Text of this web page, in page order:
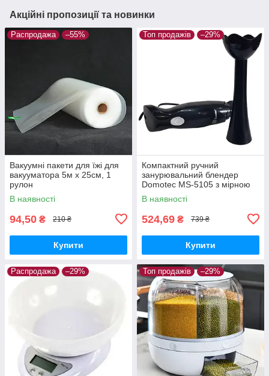
Акційні пропозиції та новинки
Распродажа –55%
Вакуумні пакети для їжі для
вакууматора 5м х 25см, 1
рулон
В наявності
94,50 ₴ 210 ₴
Купити
Топ продажів –29%
Компактний ручний
занурювальний блендер
Domotec MS-5105 з мірною
склянкою 400W
В наявності
524,69 ₴ 739 ₴
Купити
Распродажа –29% Топ продажів –29%